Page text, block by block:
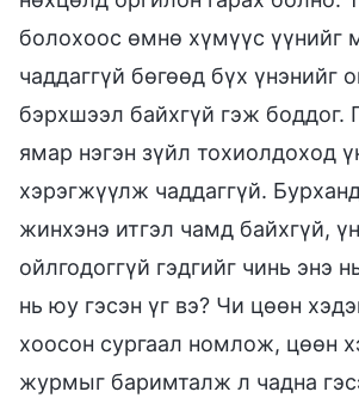
болохоос өмнө хүмүүс үүнийг
чаддаггүй бөгөөд бүх үнэнийг
бэрхшээл байхгүй гэж боддог.
ямар нэгэн зүйл тохиолдоход
хэрэгжүүлж чаддаггүй.
жинхэнэ итгэл чамд байхгүй,
ойлгодоггүй гэдгийг чинь энэ
нь юу гэсэн үг вэ? Чи цөөн
хоосон сургаал номлож, цөөн
журмыг баримталж л чадна